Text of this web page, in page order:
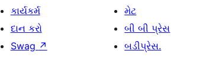
કાર્યકર્મ
દાન કરો
Swag ↗
મેટ
બી બી પ્રેસ
બડીપ્રેસ.